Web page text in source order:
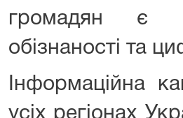
громадян є
обізнаності та
Інформаційна
усіх регіонах